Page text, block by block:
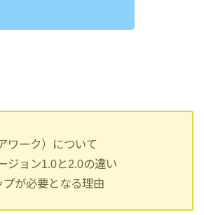
ワーク）について
ジョン1.0と2.0の違い
プが必要となる理由